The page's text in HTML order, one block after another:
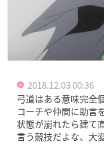
2018.12.03 00:36
弓道はある意味完全
コーチや仲間に助言
状態が崩れたら建て
言う競技だよな、大